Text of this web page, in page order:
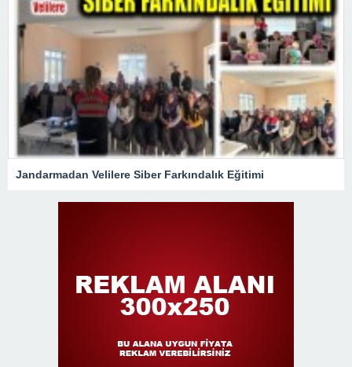
Jandarmadan Velilere Siber Farkındalık Eğitimi